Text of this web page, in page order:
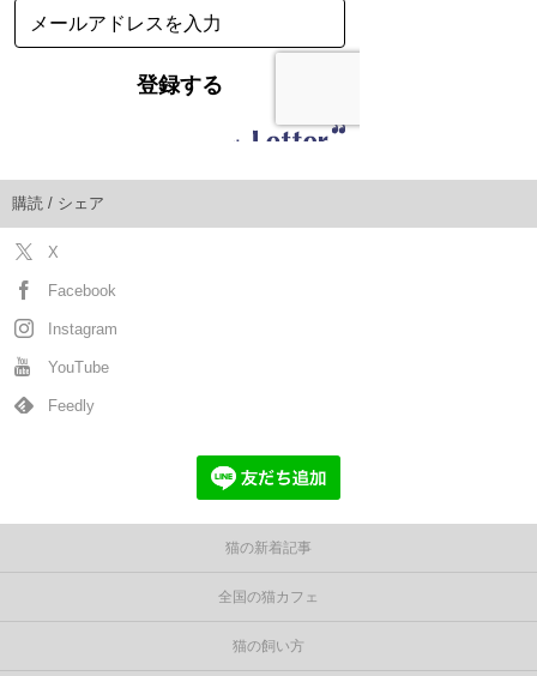
購読 / シェア
X
Facebook
Instagram
YouTube
Feedly
猫の新着記事
全国の猫カフェ
猫の飼い方